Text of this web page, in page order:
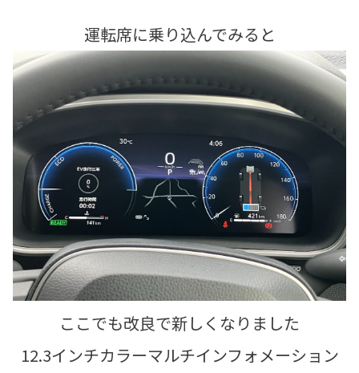
運転席に乗り込んでみると
ここでも改良で新しくなりました
12.3インチカラーマルチインフォメーション